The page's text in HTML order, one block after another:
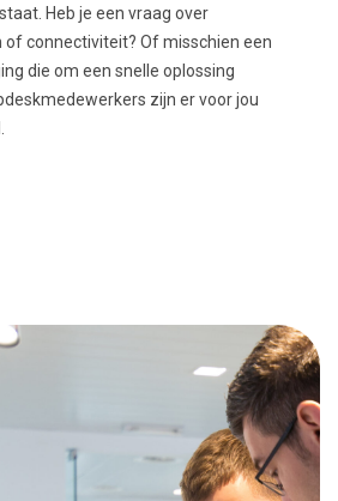
Heb je een vraag over
connectiviteit? Of misschien een
die om een snelle oplossing
zijn er voor jou